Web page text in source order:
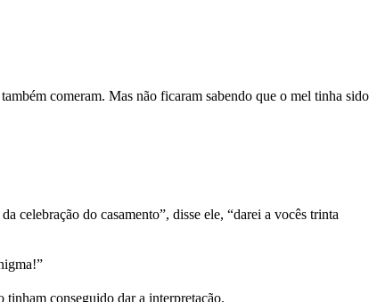
comeram. Mas não ficaram sabendo que o mel tinha sido
celebração do casamento”, disse ele, “darei a vocês trinta
tinham conseguido dar a interpretação.